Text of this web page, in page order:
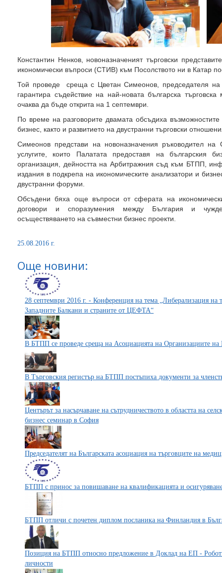
Константин Ненков, новоназначеният търговски
икономически въпроси (СТИВ) към Посолството ни в Катар
Той проведе среща с Цветан Симеонов, председателя
гарантира съдействие на най-новата българска
очаква да бъде открита на 1 септември.
По време на разговорите двамата обсъдиха
бизнес, както и развитието на двустранни търговски
Симеонов представи на новоназначения ръководител
услугите, които Палатата предоставя на българския
организация, дейността на Арбитражния съд към БТПП,
издания в подкрепа на икономическите анализатори и
двустранни форуми.
Обсъдени бяха още въпроси от сферата на
договори и споразумения между България и
осъществяването на съвместни бизнес проекти.
25.08.2016 г.
Още новини:
28 септември 2016 г. - Конференция на тема „Либерализация на
Западните Балкани и страните от ЦЕФТА“
В БТПП се проведе среща на Асоциацията на Организациите на
В Търговския регистър на БТПП постъпиха документи за
Центърът за насърчаване на сътрудничеството в областта на
бизнес семинар в София
Председателят на Българската асоциация на търговците на
БТПП с принос за повишаване на квалификацията и осигуряване
БТПП отличи с почетен диплом посланика на Финландия в
Позиция на БТПП относно предложение в Доклад на ЕП -
личности